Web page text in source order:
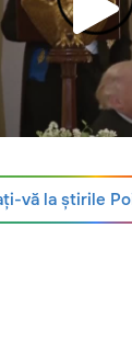
vă la știrile